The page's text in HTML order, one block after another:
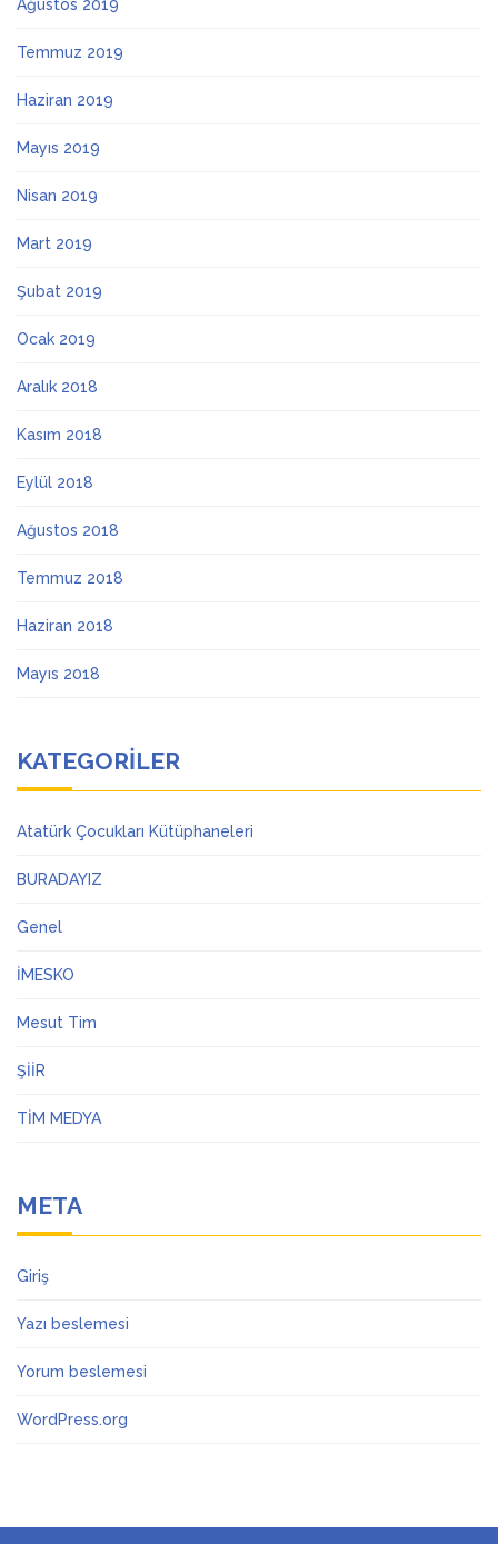
Ağustos 2019
Temmuz 2019
Haziran 2019
Mayıs 2019
Nisan 2019
Mart 2019
Şubat 2019
Ocak 2019
Aralık 2018
Kasım 2018
Eylül 2018
Ağustos 2018
Temmuz 2018
Haziran 2018
Mayıs 2018
KATEGORILER
Atatürk Çocukları Kütüphaneleri
BURADAYIZ
Genel
İMESKO
Mesut Tim
ŞİİR
TİM MEDYA
META
Giriş
Yazı beslemesi
Yorum beslemesi
WordPress.org